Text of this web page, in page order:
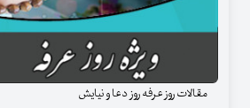
مقالات روز عرفه روز دعا و نیایش